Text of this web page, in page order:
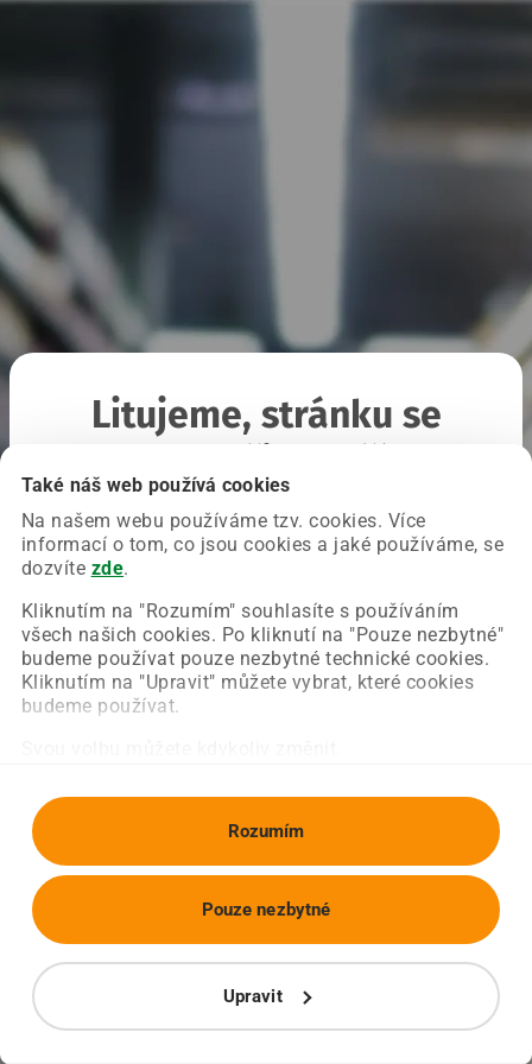
Také náš web používá cookies
Na našem webu používáme tzv. cookies. Více
informací o tom, co jsou cookies a jaké používáme, se
dozvíte zde.
Kliknutím na "Rozumím" souhlasíte s používáním
všech našich cookies. Po kliknutí na "Pouze nezbytné"
budeme používat pouze nezbytné technické cookies.
Kliknutím na "Upravit" můžete vybrat, které cookies
budeme používat.
Rozumím
Upravit
Pouze nezbytné
Litujeme, stránku se
Chyba nastala na naší straně a už ji opravujeme.
Zkuste prosím znovu načíst požadovanou stránku.
Obnovit stránku Úvodní strana